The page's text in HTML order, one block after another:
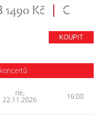
1490 Kč
C
KOUPIT
ne,
22.11.2026 16:00